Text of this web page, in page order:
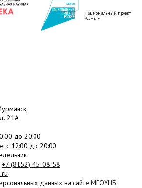
Национальный проект
«Семья»
21А
до 20:00
: c 12:00 до 20:00
+7 (8152) 45-08-58
данных на сайте МГОУНБ